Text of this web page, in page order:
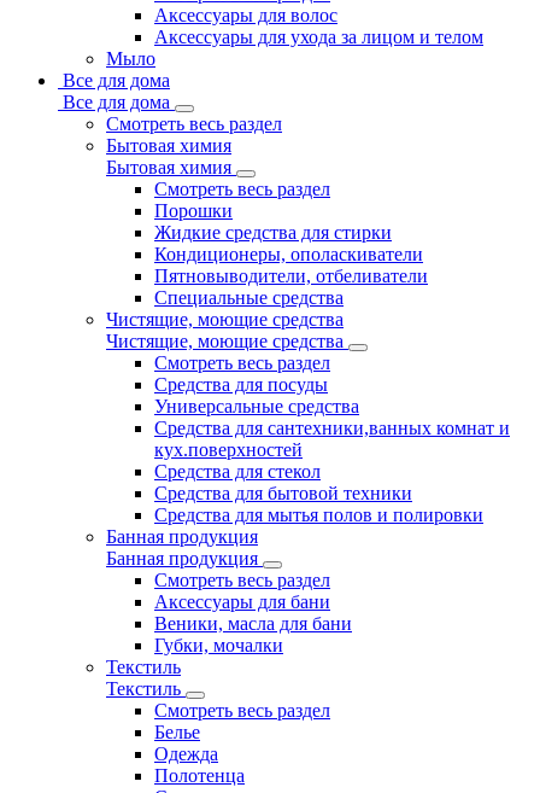
Аксессуары для волос
Аксессуары для ухода за лицом и телом
Мыло
Все для дома
Все для дома
Смотреть весь раздел
Бытовая химия
Бытовая химия
Смотреть весь раздел
Порошки
Жидкие средства для стирки
Кондиционеры, ополаскиватели
Пятновыводители, отбеливатели
Специальные средства
Чистящие, моющие средства
Чистящие, моющие средства
Смотреть весь раздел
Средства для посуды
Универсальные средства
Средства для сантехники,ванных комнат и
кух.поверхностей
Средства для стекол
Средства для бытовой техники
Средства для мытья полов и полировки
Банная продукция
Банная продукция
Смотреть весь раздел
Аксессуары для бани
Веники, масла для бани
Губки, мочалки
Текстиль
Текстиль
Смотреть весь раздел
Белье
Одежда
Полотенца